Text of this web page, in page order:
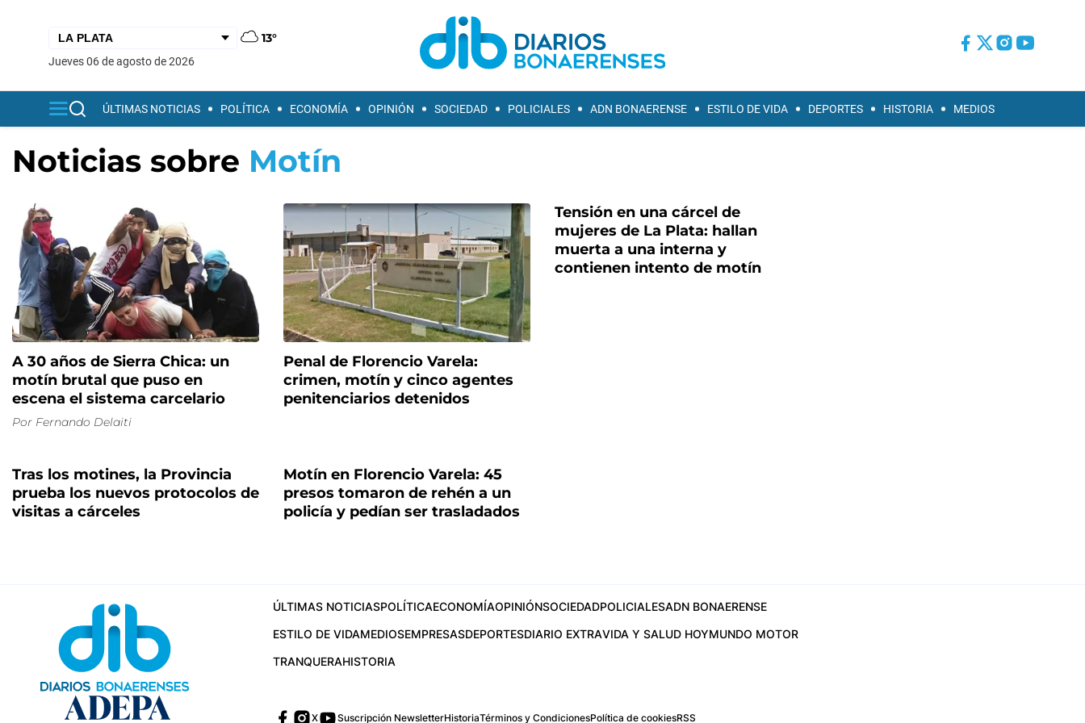
13°
jueves 06 de agosto de 2026
ÚLTIMAS NOTICIAS POLÍTICA ECONOMÍA OPINIÓN SOCIEDAD POLICIALES ADN BONAERENSE ESTILO DE VIDA DEPORTES HISTORIA MEDIOS
Noticias sobre Motín
A 30 años de Sierra Chica: un
motín brutal que puso en
escena el sistema carcelario
Por Fernando Delaiti
Penal de Florencio Varela:
crimen, motín y cinco agentes
penitenciarios detenidos
Tensión en una cárcel de
mujeres de La Plata: hallan
muerta a una interna y
contienen intento de motín
Tras los motines, la Provincia
prueba los nuevos protocolos de
visitas a cárceles
Motín en Florencio Varela: 45
presos tomaron de rehén a un
policía y pedían ser trasladados
ÚLTIMAS NOTICIASPOLÍTICAECONOMÍAOPINIÓNSOCIEDADPOLICIALESADN BONAERENSE
ESTILO DE VIDAMEDIOSEMPRESASDEPORTESDIARIO EXTRAVIDA Y SALUD HOYMUNDO MOTOR
TRANQUERAHISTORIA
X Suscripción NewsletterHistoriaTérminos y CondicionesPolítica de cookiesRSS